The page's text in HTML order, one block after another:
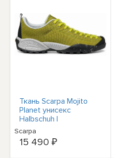
Ткань Scarpa Mojito
Planet унисекс
Halbschuh |
Schlüpfschuh /
Текстиль - NEU
Scarpa
15 490 ₽